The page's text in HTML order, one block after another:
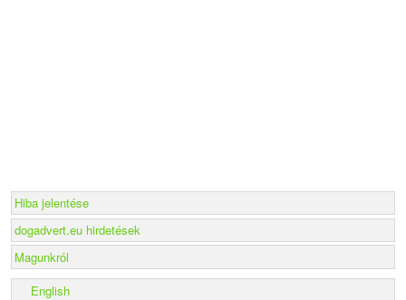
Hiba jelentése
dogadvert.eu hirdetések
Magunkról
English